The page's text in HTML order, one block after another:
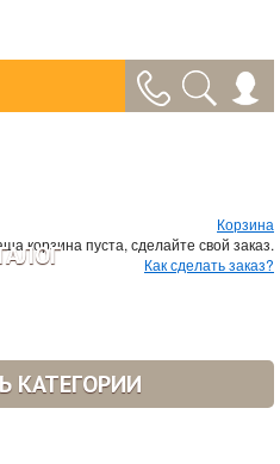
Корзина
корзина пуста, сделайте свой заказ.
Как сделать заказ?
КАТЕГОРИИ